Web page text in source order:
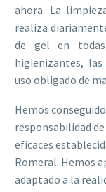
ahora. La
realiza
de gel en
higienizantes,
uso obligado de
Hemos
responsabilidad
eficaces
Romeral. Hemos
adaptado a la